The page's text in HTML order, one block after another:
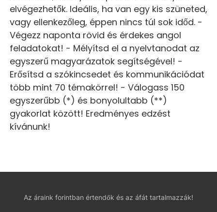
elvégezhetők. Ideális, ha van egy kis szüneted,
vagy ellenkezőleg, éppen nincs túl sok időd. -
Végezz naponta rövid és érdekes angol
feladatokat! - Mélyítsd el a nyelvtanodat az
egyszerű magyarázatok segítségével! -
Erősítsd a szókincsedet és kommunikációdat
több mint 70 témakörrel! - Válogass 150
egyszerűbb (*) és bonyolultabb (**)
gyakorlat között! Eredményes edzést
kívánunk!
Az áraink forintban értendők és az áfát tartalmazzák!